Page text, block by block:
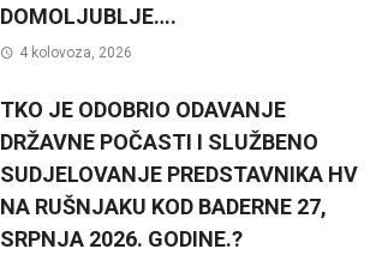
DOMOLJUBLJE….
4 kolovoza, 2026
TKO JE ODOBRIO ODAVANJE
DRŽAVNE POČASTI I SLUŽBENO
SUDJELOVANJE PREDSTAVNIKA HV
NA RUŠNJAKU KOD BADERNE 27,
SRPNJA 2026. GODINE.?